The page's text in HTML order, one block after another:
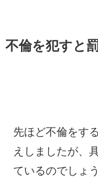
不倫を犯すと
先ほど不倫をす
えしましたが、
ているのでしょ